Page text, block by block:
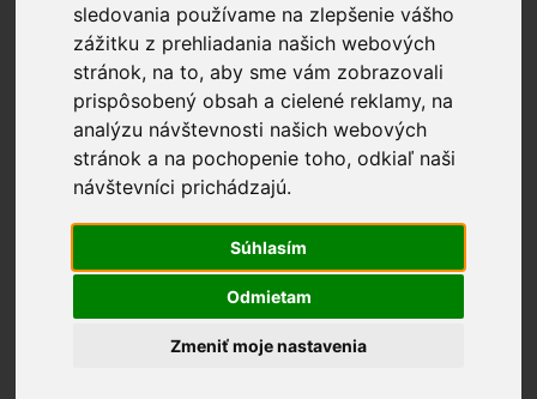
sledovania používame na zlepšenie vášho
zážitku z prehliadania našich webových
stránok, na to, aby sme vám zobrazovali
prispôsobený obsah a cielené reklamy, na
analýzu návštevnosti našich webových
stránok a na pochopenie toho, odkiaľ naši
návštevníci prichádzajú.
Súhlasím
Odmietam
Zmeniť moje nastavenia
Referencie
Naše služby
Financovanie
Kontakt
Chcem PREDAŤ
Stará Husitská